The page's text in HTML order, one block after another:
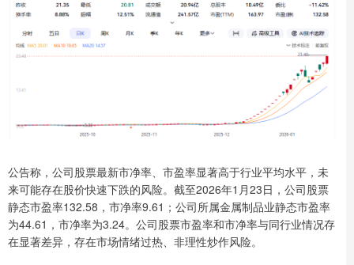
公告称，公司股票最新市净率、市盈率显著高于行业平均水平，未
来可能存在股价快速下跌的风险。截至2026年1月23日，公司股票
静态市盈率132.58，市净率9.61；公司所属金属制品业静态市盈率
为44.61，市净率为3.24。公司股票市盈率和市净率与同行业情况存
在显著差异，存在市场情绪过热、非理性炒作风险。